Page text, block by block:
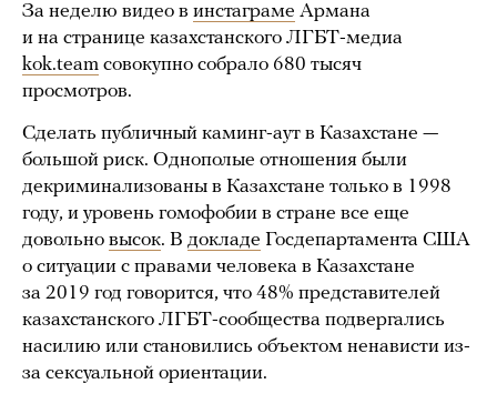
За неделю видео в инстаграме Армана
и на странице казахстанского ЛГБТ-медиа
kok.team совокупно собрало 680 тысяч
просмотров.
Сделать публичный каминг-аут в Казахстане —
большой риск. Однополые отношения были
декриминализованы в Казахстане только в 1998
году, и уровень гомофобии в стране все еще
довольно высок. В докладе Госдепартамента США
о ситуации с правами человека в Казахстане
за 2019 год говорится, что 48% представителей
казахстанского ЛГБТ-сообщества подвергались
насилию или становились объектом ненависти из-
за сексуальной ориентации.